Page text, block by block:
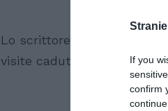
If you
confirm
Lo scrittore e poeta si
visite cadute come foglie